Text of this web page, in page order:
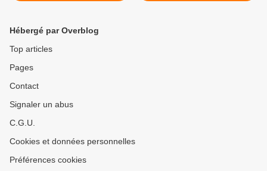
Hébergé par Overblog
Top articles
Pages
Contact
Signaler un abus
C.G.U.
Cookies et données personnelles
Préférences cookies